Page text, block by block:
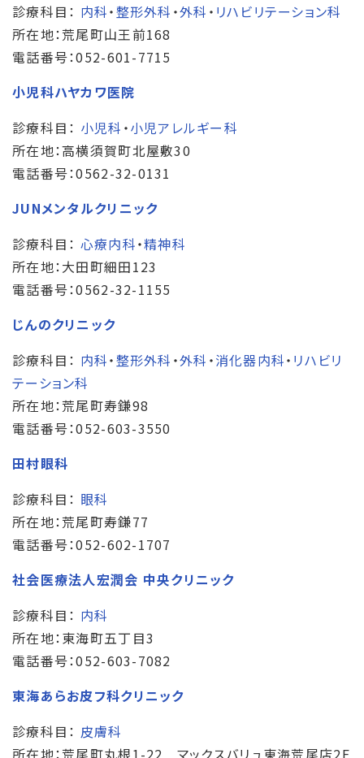
診療科目： 内科・整形外科 ・外科 ・ リハビリテーション科
所在地：荒尾町山王前168
電話番号：052-601-7715
小児科ハヤカワ医院
診療科目： 小児科 ・小児アレルギー科
所在地：高横須賀町北屋敷30
電話番号：0562-32-0131
JUNメンタルクリニック
診療科目： 心療内科・精神科
所在地：大田町細田123
電話番号：0562-32-1155
じんのクリニック
診療科目： 内科・整形外科 ・外科 ・消化器内科・ リハビリ
テーション科
所在地：荒尾町寿鎌98
電話番号：052-603-3550
田村眼科
診療科目： 眼科
所在地：荒尾町寿鎌77
電話番号：052-602-1707
社会医療法人宏潤会 中央クリニック
診療科目： 内科
所在地：東海町五丁目3
電話番号：052-603-7082
東海あらお皮フ科クリニック
診療科目： 皮膚科
所在地：荒尾町丸根1-22 マックスバリュ東海荒尾店2F